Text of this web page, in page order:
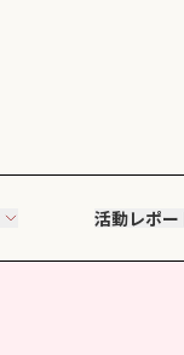
活動レポー